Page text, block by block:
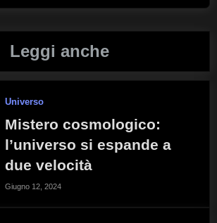
Leggi anche
Universo
Mistero cosmologico:
l’universo si espande a
due velocità
Giugno 12, 2024